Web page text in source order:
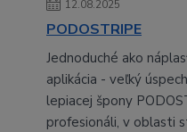
12.08.2025
PODOSTRIPE
Jednoduché ako
aplikácia - veľký
lepiacej špony
profesionáli, v oblasti